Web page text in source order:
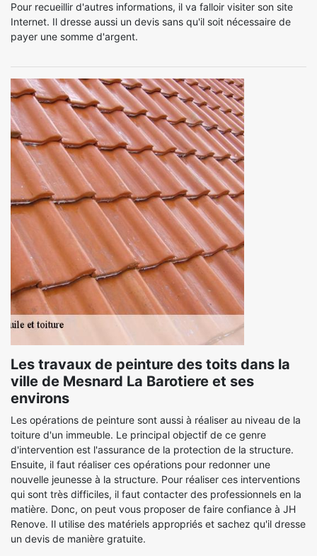
Pour recueillir d'autres informations, il va falloir visiter son site
Internet. Il dresse aussi un devis sans qu'il soit nécessaire de
payer une somme d'argent.
Les travaux de peinture des toits dans la
ville de Mesnard La Barotiere et ses
environs
Les opérations de peinture sont aussi à réaliser au niveau de la
toiture d'un immeuble. Le principal objectif de ce genre
d'intervention est l'assurance de la protection de la structure.
Ensuite, il faut réaliser ces opérations pour redonner une
nouvelle jeunesse à la structure. Pour réaliser ces interventions
qui sont très difficiles, il faut contacter des professionnels en la
matière. Donc, on peut vous proposer de faire confiance à JH
Renove. Il utilise des matériels appropriés et sachez qu'il dresse
un devis de manière gratuite.